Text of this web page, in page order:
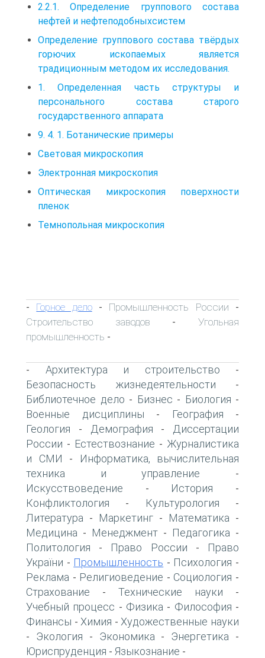
2.2.1. Определение группового состава
нефтей и нефтеподобныхсистем
Определение группового состава твёрдых
горючих ископаемых является
традиционным методом их исследования.
1. Определенная часть структуры и
персонального состава старого
государственного аппарата
9. 4. 1. Ботанические примеры
Световая микроскопия
Электронная микроскопия
Оптическая микроскопия поверхности
пленок
Темнопольная микроскопия
- Горное дело- Промышленность России -
Строительство заводов -Угольная
промышленность -
- Архитектура и строительство -
Безопасность жизнедеятельности -
Библиотечное дело - Бизнес - Биология -
Военные дисциплины - География -
Геология - Демография -
Диссертации
России - Естествознание - Журналистика
и СМИ -
Информатика, вычислительная
техника и управление -
Искусствоведение - История -
Конфликтология - Культурология -
Литература - Маркетинг - Математика -
Медицина - Менеджмент - Педагогика -
Политология - Право России -
Право
України - Промышленность - Психология -
Реклама - Религиоведение - Социология -
Страхование - Технические науки -
Учебный процесс - Физика - Философия -
Финансы - Химия - Художественные науки
- Экология - Экономика - Энергетика -
Юриспруденция - Языкознание -